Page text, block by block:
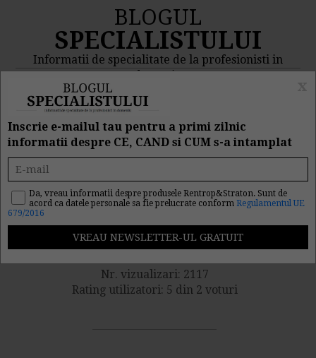
BLOGUL
SPECIALISTULUI
Informatii de specialitate de la profesionisti in
domeniu
MENIU
Controale cu tinta precisa
de la ITM: Trusele sanitare
la control!
Nr. vizualizari: 2117
Rating utilizatori: 5 din 2 voturi
Inscrie e-mailul tau pentru a primi zilnic
informatii despre CE, CAND si CUM s-a intamplat
Da, vreau informatii despre produsele Rentrop&Straton. Sunt de
acord ca datele personale sa fie prelucrate conform Regulamentul UE
679/2016